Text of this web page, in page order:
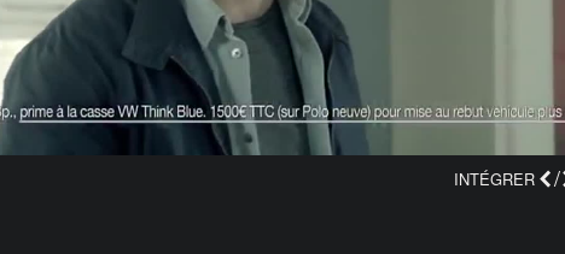
INTÉGRER /